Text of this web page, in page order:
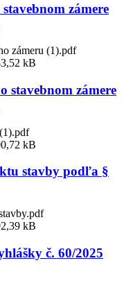
zámere
zámeru (1).pdf
kB
stavebnom zámere
kB
stavby podľa §
kB
č. 60/2025